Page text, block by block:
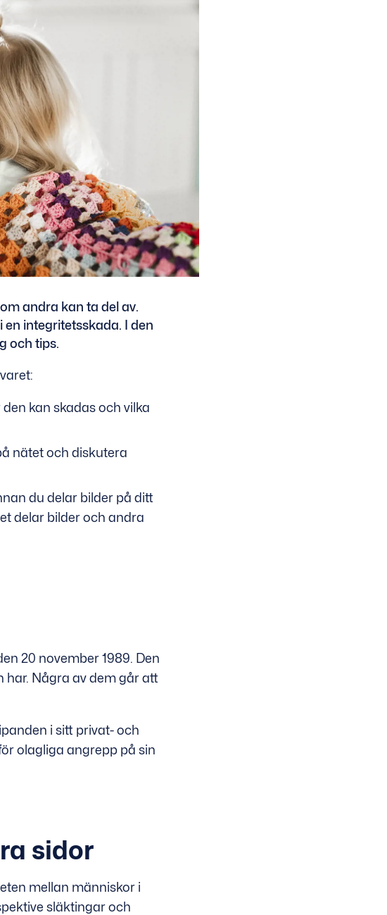
andra kan ta del av.
integritetsskada. I den
och tips.
kan skadas och vilka
nätet och diskutera
du delar bilder på ditt
delar bilder och andra
20 november 1989. Den
har. Några av dem går att
i sitt privat- och
olagliga angrepp på sin
sidor
mellan människor i
släktingar och